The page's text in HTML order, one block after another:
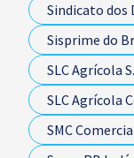
Sindicato dos
Sisprime do
SLC Agrícola
SLC Agrícola
SMC